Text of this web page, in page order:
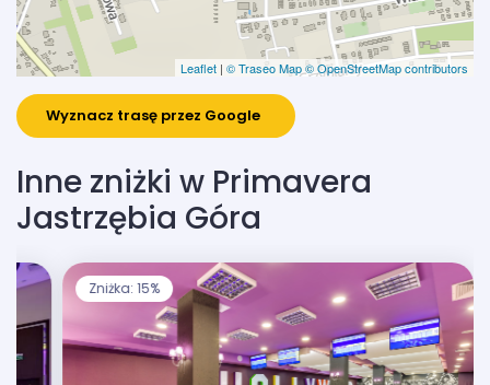
Leaflet | © Traseo Map© OpenStreetMap contributors
Wyznacz trasę przez Google
Inne zniżki w Primavera
Jastrzębia Góra
Zniżka: 15%